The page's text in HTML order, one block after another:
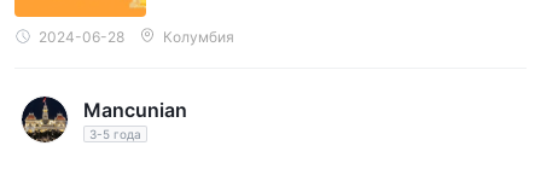
2024-06-28 Колумбия
Mancunian
3-5 года